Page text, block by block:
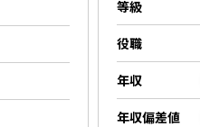
等級
役職
年収
年収偏差値